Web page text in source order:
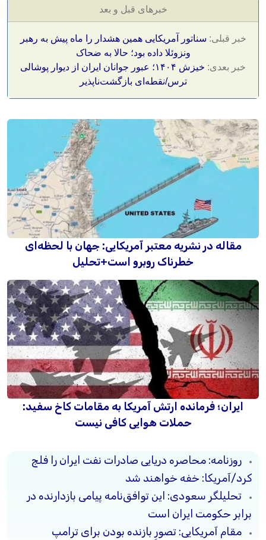
خبرهای قبل و بعد
خبر قبلی: سناتور آمریکایی همین هشدار را ماه پیش به رهبر
ونزوئلا داده بود؛ حالا به ضحاک
خبر بعدی:
خیزش ۱۴۰۴؛ عبور جوانان ایران از دیوار پوشالی
ترس/نقطه‌ای بازگشت‌ناپذیر
مقاله در نشریه معتبر آمریکایی: جهان با لحظه‌ای
خطرناک روبرو است+تحلیل
ایران؛ فرمانده ارتش آمریکا به مقامات کاخ سفید:
حملات هوایی کافی نیست
روزنامه: محاصره دریایی صادرات نفت ایران را فلج
کرد/آمریکا: خفه خواهند شد
تحلیلگر سعودی: این توافق‌نامه پیامی بازدارنده در
برابر حکومت ایران است
مقام آمریکایی: تصورِ بازنده بودن برای ترامپ